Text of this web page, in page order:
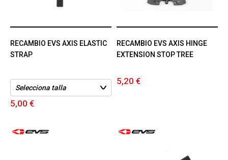
RECAMBIO EVS AXIS ELASTIC
STRAP
5,00 €
RECAMBIO EVS AXIS HINGE
EXTENSION STOP TREE
5,20 €